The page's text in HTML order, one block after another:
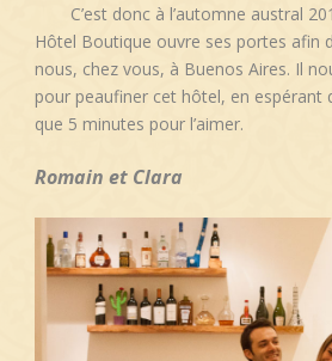
C’est donc à l’automne austral
Hôtel Boutique ouvre ses portes afin
nous, chez vous, à Buenos Aires. Il
pour peaufiner cet hôtel, en espérant
que 5 minutes pour l’aimer.
Romain et Clara